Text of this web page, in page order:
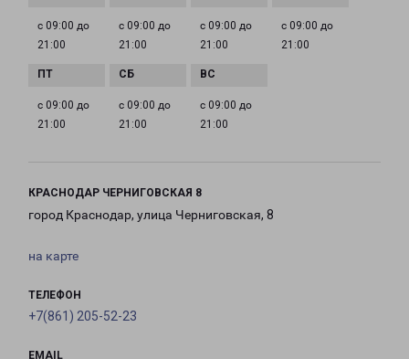
с 09:00 до
21:00
с 09:00 до
21:00
с 09:00 до
21:00
с 09:00 до
21:00
с 09:00 до
21:00
с 09:00 до
21:00
с 09:00 до
21:00
КРАСНОДАР ЧЕРНИГОВСКАЯ 8
город Краснодар, улица Черниговская, 8
на карте
ТЕЛЕФОН
+7(861) 205-52-23
EMAIL